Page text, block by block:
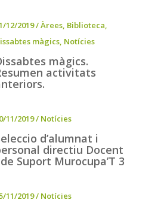
12/2019/Àrees, Biblioteca,
màgics, Notícies
màgics.
activitats
11/2019/ Notícies
d’alumnat i
directiu Docent
Suport Murocupa’T 3
11/2019/ Notícies